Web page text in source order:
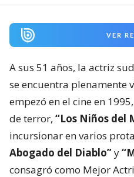
VER
A sus 51 años, la actriz
se encuentra plenamente
empezó en el cine en
de terror, “Los Niños del
incursionar en varios
Abogado del Diablo”y
consagró como Mejor